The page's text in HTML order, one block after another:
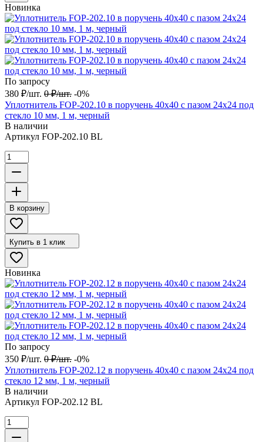
Новинка
По запросу
380 ₽/шт. 0 ₽/шт. -0%
Уплотнитель FOP-202.10 в поручень 40х40 с пазом 24х24 под
стекло 10 мм, 1 м, черный
В наличии
Артикул FOP-202.10 BL
В корзину
Купить в 1 клик
Новинка
По запросу
350 ₽/шт. 0 ₽/шт. -0%
Уплотнитель FOP-202.12 в поручень 40х40 с пазом 24х24 под
стекло 12 мм, 1 м, черный
В наличии
Артикул FOP-202.12 BL